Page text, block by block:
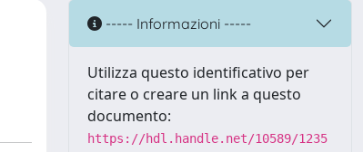
----- Informazioni -----
Utilizza questo identificativo per
citare o creare un link a questo
documento:
https://hdl.handle.net/10589/1235